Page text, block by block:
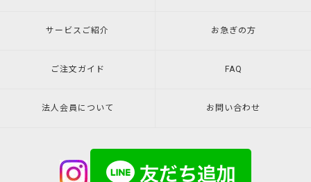
サービスご紹介 お急ぎの方
ご注文ガイド FAQ
法人会員について お問い合わせ